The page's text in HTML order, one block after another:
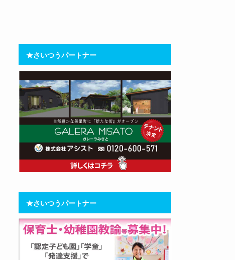
★さいつうパートナー
★さいつうパートナー